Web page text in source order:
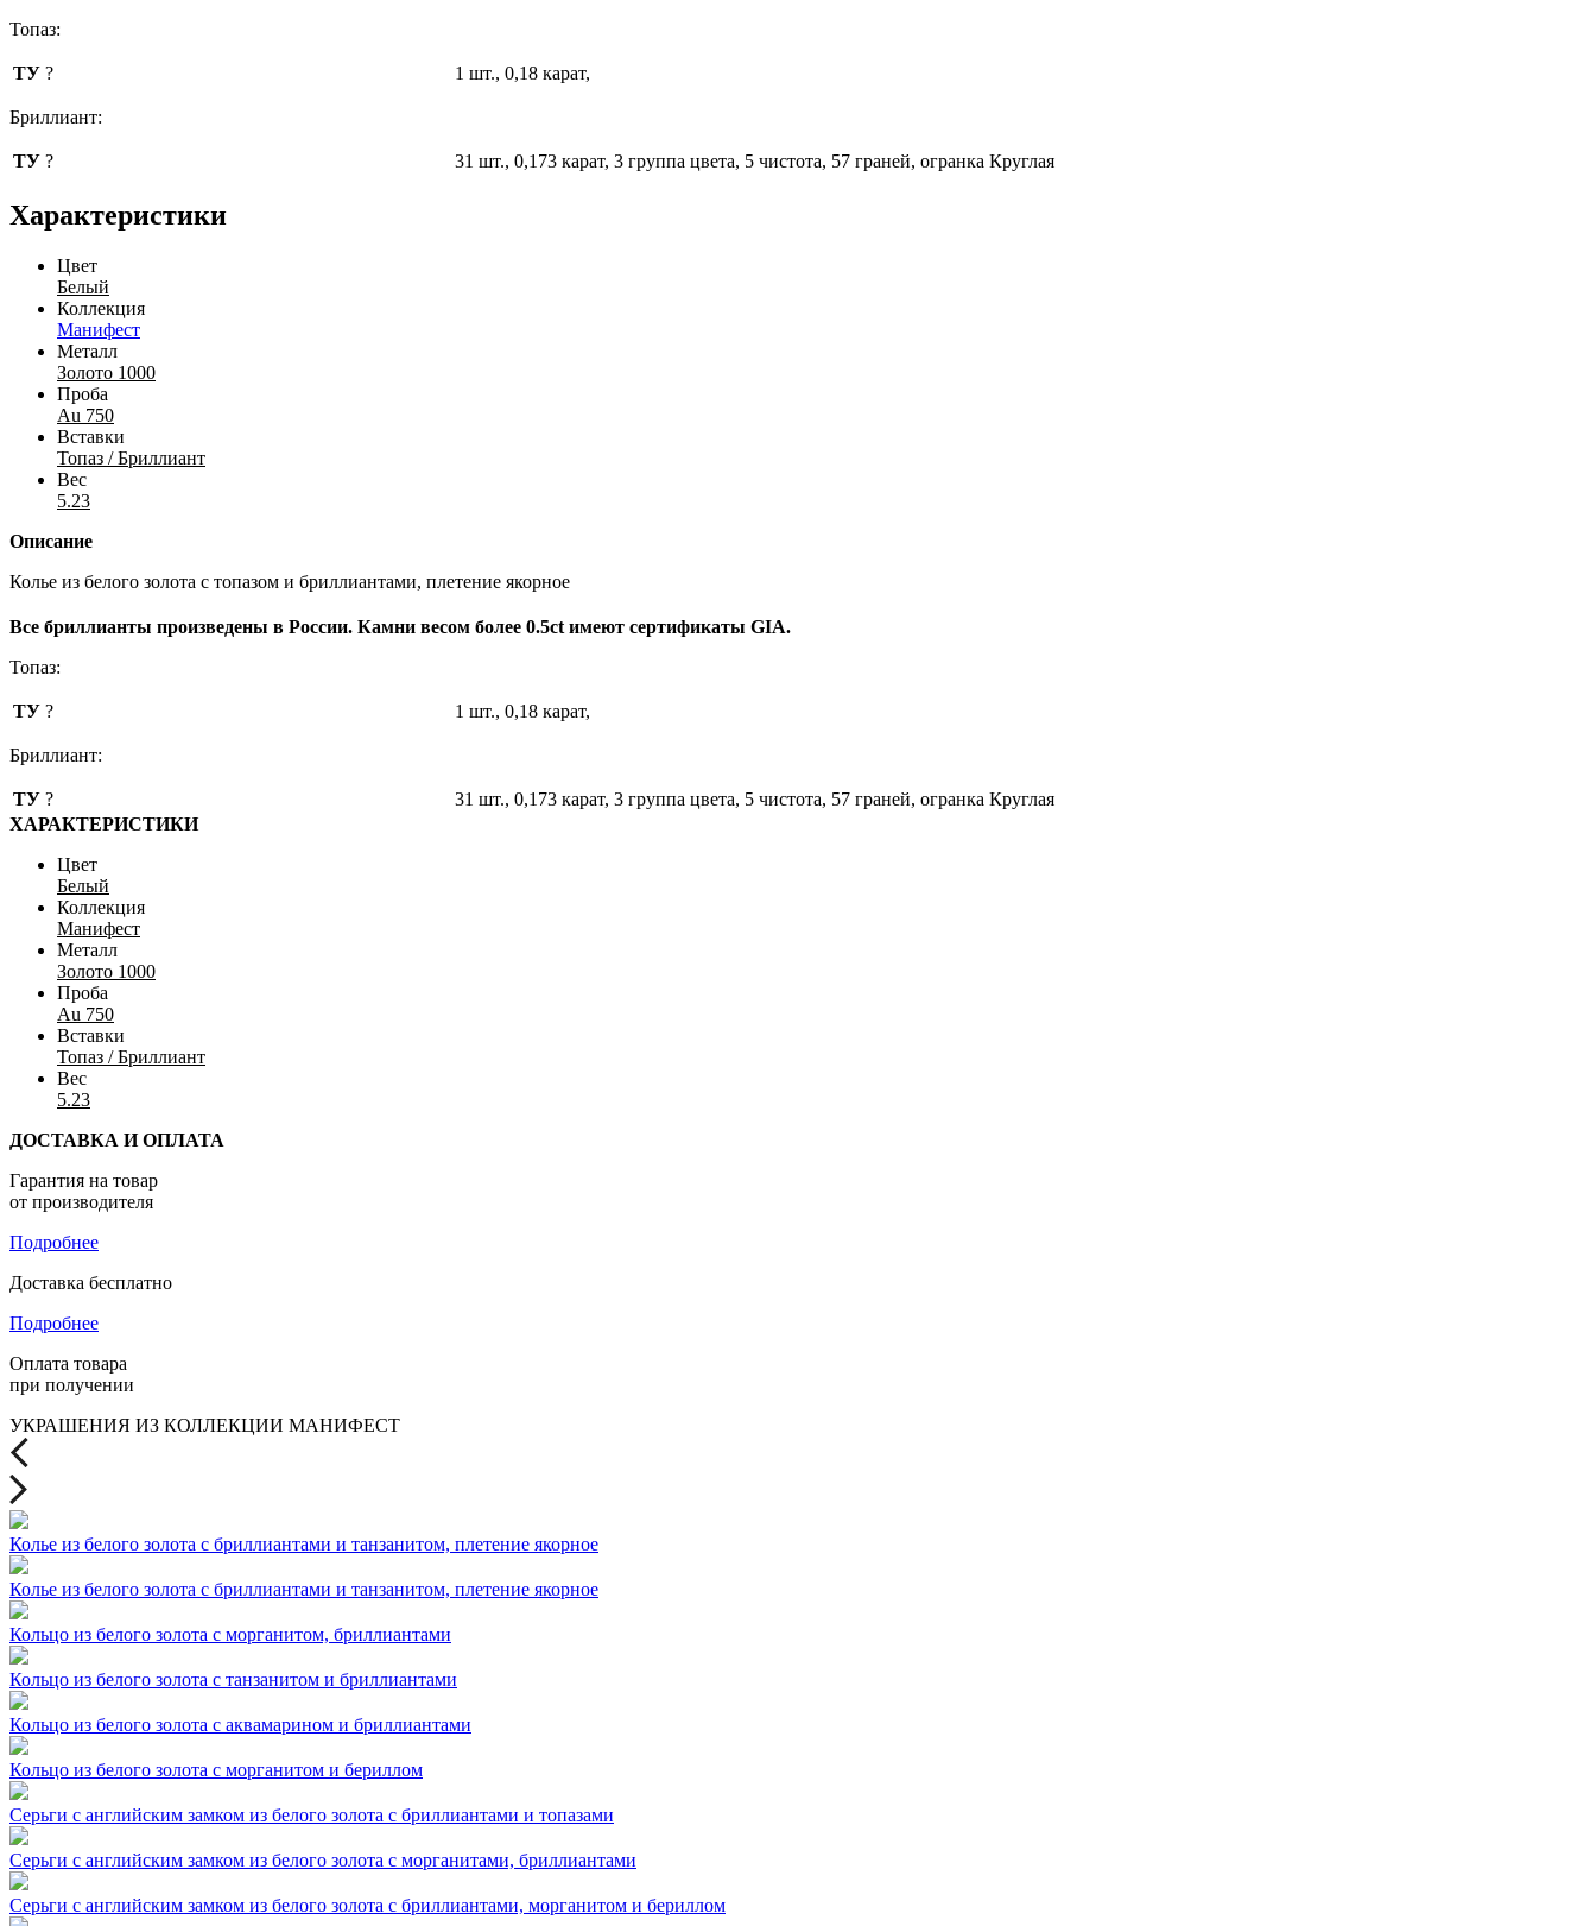
Топаз:
ТУ ? 1 шт., 0,18 карат,
Бриллиант:
ТУ ? 31 шт., 0,173 карат, 3 группа цвета, 5 чистота, 57 граней, огранка Круглая
Характеристики
Цвет
Белый
Коллекция
Манифест
Металл
Золото 1000
Проба
Au 750
Вставки
Топаз / Бриллиант
Вес
5.23
Описание
Колье из белого золота с топазом и бриллиантами, плетение якорное
Все бриллианты произведены в России. Камни весом более 0.5ct имеют сертификаты GIA.
Топаз:
ТУ ? 1 шт., 0,18 карат,
Бриллиант:
ТУ ?
31 шт., 0,173 карат, 3 группа цвета, 5 чистота, 57 граней, огранка Круглая
ХАРАКТЕРИСТИКИ
Цвет
Белый
Коллекция
Манифест
Металл
Золото 1000
Проба
Au 750
Вставки
Топаз / Бриллиант
Вес
5.23
ДОСТАВКА И ОПЛАТА
Гарантия на товар
от производителя
Подробнее
Доставка бесплатно
Подробнее
Оплата товара
при получении
УКРАШЕНИЯ ИЗ КОЛЛЕКЦИИ МАНИФЕСТ
Колье из белого золота с бриллиантами и танзанитом, плетение якорное
Колье из белого золота с бриллиантами и танзанитом, плетение якорное
Кольцо из белого золота с морганитом, бриллиантами
Кольцо из белого золота с танзанитом и бриллиантами
Кольцо из белого золота с аквамарином и бриллиантами
Кольцо из белого золота с морганитом и бериллом
Серьги с английским замком из белого золота с бриллиантами и топазами
Серьги с английским замком из белого золота с морганитами, бриллиантами
Серьги с английским замком из белого золота с бриллиантами, морганитом и бериллом